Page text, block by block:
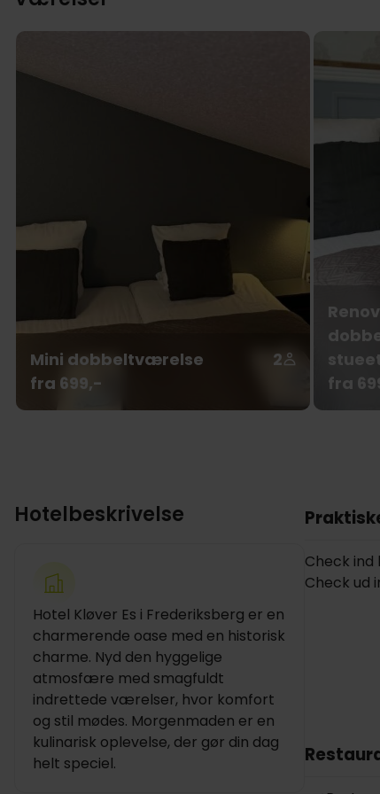
Mini dobbeltværelse
2
fra 699,-
fra
Hotelbeskrivelse
Hotel Kløver Es i Frederiksberg er en
charmerende oase med en historisk
charme. Nyd den hyggelige
atmosfære med smagfuldt
indrettede værelser, hvor komfort
og stil mødes. Morgenmaden er en
kulinarisk oplevelse, der gør din dag
helt speciel.
Check ind
Check ud